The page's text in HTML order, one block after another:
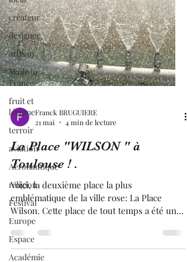
créateur
designer
artisan
Made in
France
fruit et
légume
terroir
aviation
Aéronautique
religion
Festival
Europe
Espace
Académie
21 mai
4 min de lecture
La Place "WILSON " à
Toulouse ! .
Voici, la deuxième place la plus
emblématique de la ville rose: La Place
Wilson. Cette place de tout temps a été une
place très vivante de Toulouse. Sur cette
Place, on retrouvait tous les grands bars,